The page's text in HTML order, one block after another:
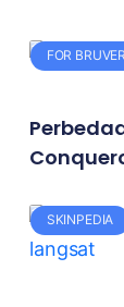
FOR BRUVER
SKINPEDIA